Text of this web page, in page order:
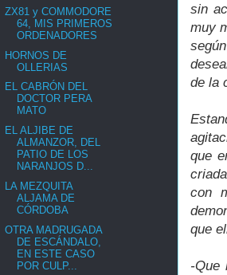
sin
muy
de la
que
con
que
-Que
ZX81 y COMMODORE
64, MIS PRIMEROS
ORDENADORES
HORNOS DE
OLLERIAS
EL CABRÓN DEL
DOCTOR PERA
MATO
EL ALJIBE DE
ALMANZOR, DEL
PATIO DE LOS
NARANJOS D...
LA MEZQUITA
ALJAMA DE
CÓRDOBA
OTRA MADRUGADA
DE ESCÁNDALO,
EN ESTE CASO
POR CULP...